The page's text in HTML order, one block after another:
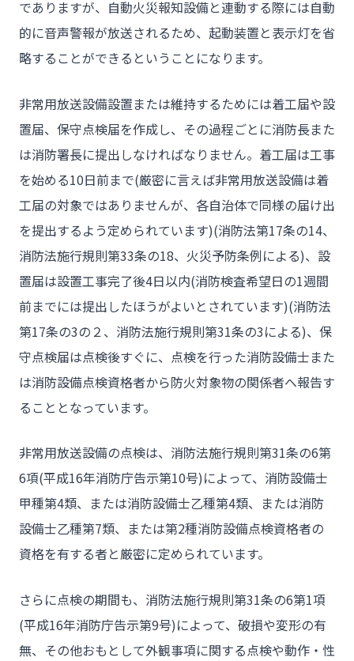
- トウカイセツビについて
- トウカイセツビが選ばれる理由
- 介護施設事業者様
- 不動産管理会社様・アパートマンションオーナー様
- 工事業者様
- お客様の声
- 施工事例
- ブログ＆ニュース
- お問い合わせ
でありますが、自動火災報知設備と連動する際には自動
的に音声警報が放送されるため、起動装置と表示灯を省
略することができるということになります。
非常用放送設備設置または維持するためには着工届や設
置届、保守点検届を作成し、その過程ごとに消防長また
は消防署長に提出しなければなりません。着工届は工事
を始める10日前まで(厳密に言えば非常用放送設備は着
工届の対象ではありませんが、各自治体で同様の届け出
を提出するよう定められています)(消防法第17条の14、
消防法施行規則第33条の18、火災予防条例による)、設
置届は設置工事完了後4日以内(消防検査希望日の1週間
前までには提出したほうがよいとされています)(消防法
第17条の3の２、消防法施行規則第31条の3による)、保
守点検届は点検後すぐに、点検を行った消防設備士また
は消防設備点検資格者から防火対象物の関係者へ報告す
ることとなっています。
非常用放送設備の点検は、消防法施行規則第31条の6第
6項(平成16年消防庁告示第10号)によって、消防設備士
甲種第4類、または消防設備士乙種第4類、または消防
設備士乙種第7類、または第2種消防設備点検資格者の
資格を有する者と厳密に定められています。
さらに点検の期間も、消防法施行規則第31条の6第1項
(平成16年消防庁告示第9号)によって、破損や変形の有
無、その他おもとして外観事項に関する点検や動作・性